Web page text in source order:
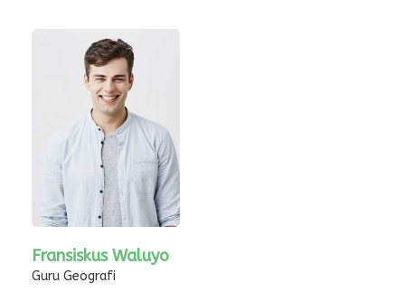
Fransiskus Waluyo
Guru Geografi